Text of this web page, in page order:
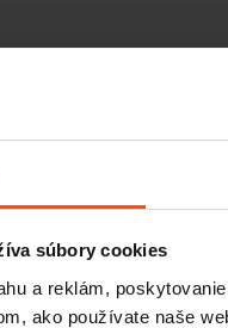
súbory cookies
a reklám,
ako používate naše